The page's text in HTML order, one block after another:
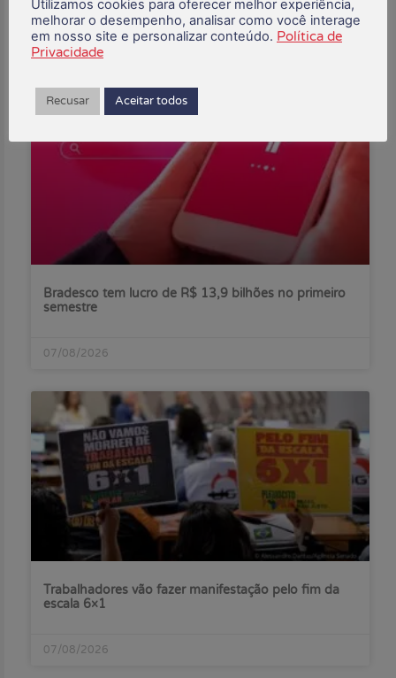
Bradesco tem lucro de R$ 13,9 bilhões no primeiro
semestre
07/08/2026
Trabalhadores vão fazer manifestação pelo fim da
escala 6×1
07/08/2026
Utilizamos cookies para oferecer melhor experiência,
melhorar o desempenho, analisar como você interage
em nosso site e personalizar conteúdo. Política de
Privacidade
Recusar Aceitar todos